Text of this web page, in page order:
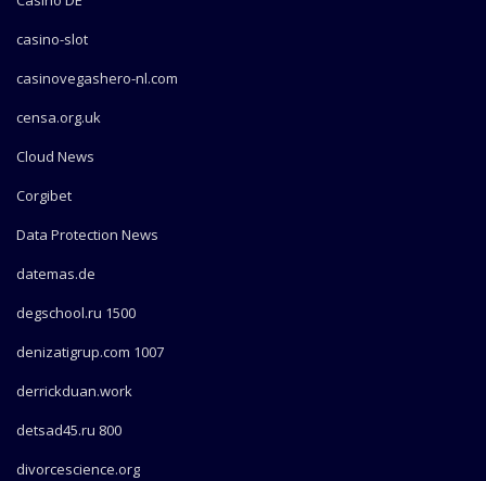
casino-slot
casinovegashero-nl.com
censa.org.uk
Cloud News
Corgibet
Data Protection News
datemas.de
degschool.ru 1500
denizatigrup.com 1007
derrickduan.work
detsad45.ru 800
divorcescience.org